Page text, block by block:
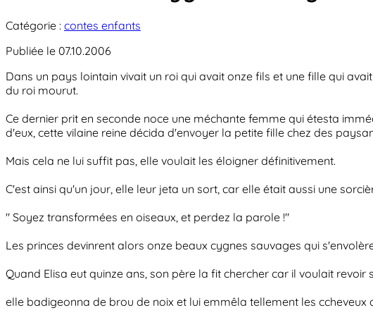
Catégorie : contes enfants
Publiée le 07.10.2006
Dans un pays lointain vivait un roi qui avait onze fils et une fille qui
du roi mourut.
Ce dernier prit en seconde noce une méchante femme qui étesta
d'eux, cette vilaine reine décida d'envoyer la petite fille chez des
Mais cela ne lui suffit pas, elle voulait les éloigner définitivement.
C'est ainsi qu'un jour, elle leur jeta un sort, car elle était aussi une
" Soyez transformées en oiseaux, et perdez la parole !"
Les princes devinrent alors onze beaux cygnes sauvages qui
Quand Elisa eut quinze ans, son père la fit chercher car il voulait
elle badigeonna de brou de noix et lui emmêla tellement les ccheveux